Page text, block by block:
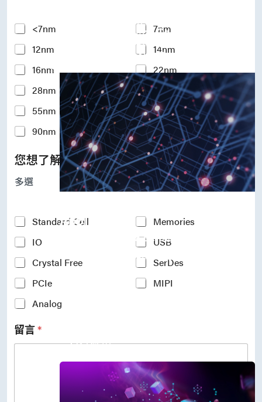
IP Integration Service
USB PHY and Controller
MIPI C/D PHY and Controller
PCIe PHY and Controller
解決方案
Applications
M31’s vision is to be the most
trustworthy IP company in the
semiconductor industry.
存儲應用
Y
o
u
r
I
n
t
e
r
e
s
t
e
P
c
e
s
s
N
o
d
e
*
<7nm
7nm
12nm
14nm
16nm
22nm
28nm
40nm
55nm
65nm
90nm
110-180nm
您想了解的矽智財IP*
多選
Y
o
u
r
I
n
t
e
r
e
s
t
Standard Cell
Memories
IO
USB
Crystal Free
SerDes
PCIe
MIPI
Analog
留言*